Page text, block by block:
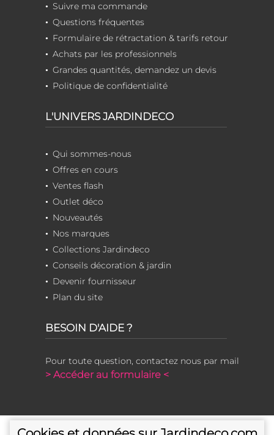
Suivre ma commande
Questions fréquentes
Formulaire de rétractation & tarifs retour
Achats par les professionnels
Grandes quantités, demandez un devis
Politique de confidentialité
L'UNIVERS JARDINDECO
Qui sommes-nous
Offres en cours
Ventes flash
Outlet déco
Nouveautés
Nos marques
Collections Jardindeco
Conseils décoration & jardin
Devenir fournisseur
Plan du site
BESOIN D'AIDE ?
Pour toute question, contactez nous par mail
> Accéder au formulaire <